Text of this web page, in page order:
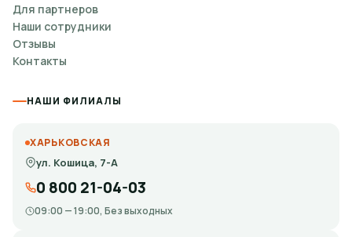
Для партнеров
Наши сотрудники
Отзывы
Контакты
НАШИ ФИЛИАЛЫ
ХАРЬКОВСКАЯ
ул. Кошица, 7-А
0 800 21-04-03
09:00 — 19:00, Без выходных